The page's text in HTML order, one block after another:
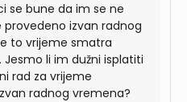
se bune da im se ne
izvan radnog
to vrijeme smatra
li im dužni isplatiti
rad za vrijeme
radnog vremena?